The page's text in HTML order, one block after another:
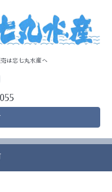
は忠七丸水産へ